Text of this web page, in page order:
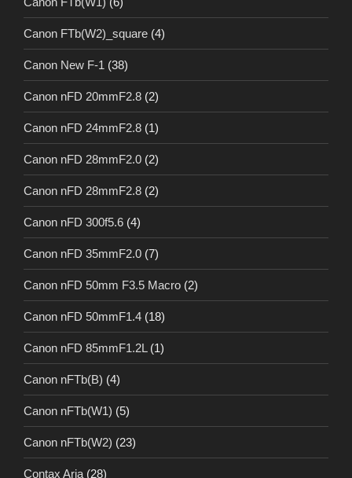
Canon FTb(W2)_square (4)
Canon New F-1 (38)
Canon nFD 20mmF2.8 (2)
Canon nFD 24mmF2.8 (1)
Canon nFD 28mmF2.0 (2)
Canon nFD 28mmF2.8 (2)
Canon nFD 300f5.6 (4)
Canon nFD 35mmF2.0 (7)
Canon nFD 50mm F3.5 Macro (2)
Canon nFD 50mmF1.4 (18)
Canon nFD 85mmF1.2L (1)
Canon nFTb(B) (4)
Canon nFTb(W1) (5)
Canon nFTb(W2) (23)
Contax Aria (28)